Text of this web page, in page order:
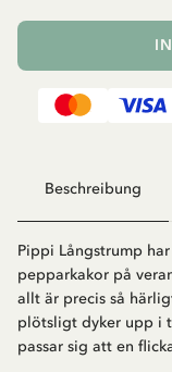
Beschreibung
Pippi Långstrump
pepparkakor på
allt är precis så
plötsligt dyker upp i
passar sig att en